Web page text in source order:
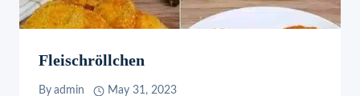
Fleischröllchen
By admin May 31, 2023